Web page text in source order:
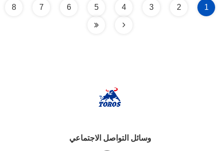
1
2
3
4
5
6
7
8
وسائل التواصل الاجتماعي